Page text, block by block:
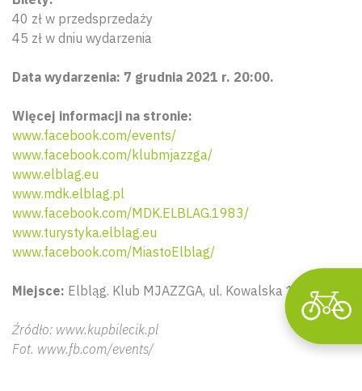
40 zł w przedsprzedaży
45 zł w dniu wydarzenia
Data wydarzenia: 7 grudnia 2021 r. 20:00.
Więcej informacji na stronie:
www.facebook.com/events/
www.facebook.com/klubmjazzga/
www.elblag.eu
www.mdk.elblag.pl
www.facebook.com/MDK.ELBLAG.1983/
www.turystyka.elblag.eu
www.facebook.com/MiastoElblag/
Miejsce: Elbląg. Klub MJAZZGA, ul. Kowalska 1-2C.
Źródło: www.kupbilecik.pl
Fot. www.fb.com/events/